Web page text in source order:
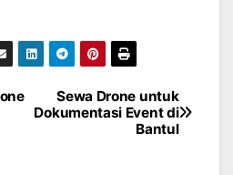
Sewa Drone untuk
Dokumentasi Event di
Bantul